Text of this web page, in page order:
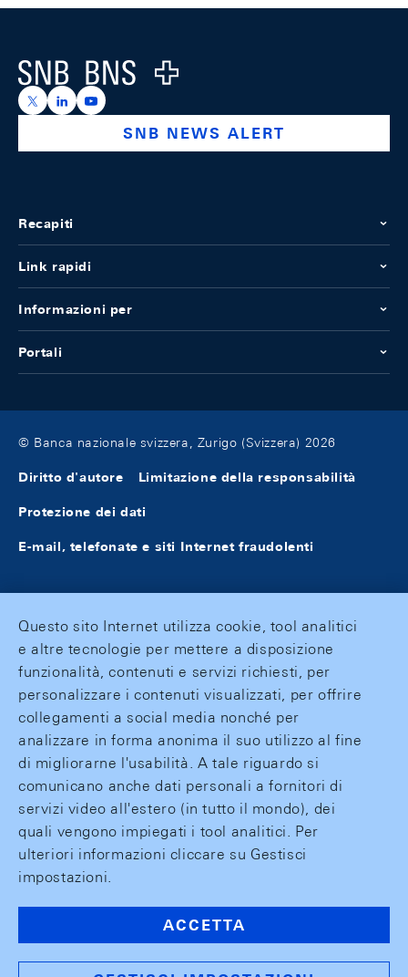
Logo
https://x.com/snb_bns
https://ch.linkedin.com/company/swiss-national-
https://www.youtube.com/@swissnationalbank
SNB NEWS ALERT
Recapiti
Link rapidi
Informazioni per
Portali
© Banca nazionale svizzera, Zurigo (Svizzera) 2026
Diritto d'autore Limitazione della responsabilità
Protezione dei dati
E-mail, telefonate e siti Internet fraudolenti
Questo sito Internet utilizza cookie, tool analitici
e altre tecnologie per mettere a disposizione
funzionalità, contenuti e servizi richiesti, per
personalizzare i contenuti visualizzati, per offrire
collegamenti a social media nonché per
analizzare in forma anonima il suo utilizzo al fine
di migliorarne l'usabilità. A tale riguardo si
comunicano anche dati personali a fornitori di
servizi video all'estero (in tutto il mondo), dei
quali vengono impiegati i tool analitici. Per
ulteriori informazioni cliccare su Gestisci
impostazioni.
ACCETTA